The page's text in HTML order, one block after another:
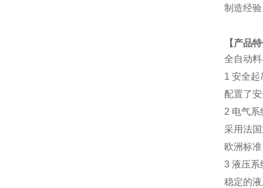
制造经
【产品
全自动
1 安全起
配置了
2 电气系
采用法
欧洲标
3 液压系
稳定的